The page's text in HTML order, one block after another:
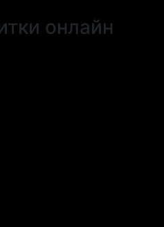
онлайн